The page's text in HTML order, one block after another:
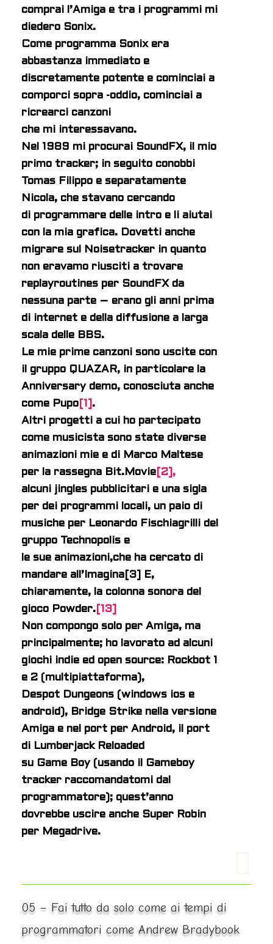
comprai l’Amiga e tra i programmi mi
diedero Sonix.
Come programma Sonix era
abbastanza immediato e
discretamente potente e cominciai a
comporci sopra -oddio, cominciai a
ricrearci canzoni
che mi interessavano.
Nel 1989 mi procurai SoundFX, il mio
primo tracker; in seguito conobbi
Tomas Filippo e separatamente
Nicola, che stavano cercando
di programmare delle intro e li aiutai
con la mia grafica. Dovetti anche
migrare sul Noisetracker in quanto
non eravamo riusciti a trovare
replayroutines per SoundFX da
nessuna parte – erano gli anni prima
di internet e della diffusione a larga
scala delle BBS.
Le mie prime canzoni sono uscite con
il gruppo QUAZAR, in particolare la
Anniversary demo, conosciuta anche
come Pupo [1] .
Altri progetti a cui ho partecipato
come musicista sono state diverse
animazioni mie e di Marco Maltese
per la rassegna Bit.Movie [2],
alcuni jingles pubblicitari e una sigla
per dei programmi locali, un paio di
musiche per Leonardo Fischiagrilli del
gruppo Technopolis e
le sue animazioni,che ha cercato di
mandare all’Imagina[3] E,
chiaramente, la colonna sonora del
gioco Powder. [13]
Non compongo solo per Amiga, ma
principalmente; ho lavorato ad alcuni
giochi indie ed open source: Rockbot 1
e 2 (multipiattaforma),
Despot Dungeons (windows ios e
android), Bridge Strike nella versione
Amiga e nel port per Android, il port
di Lumberjack Reloaded
su Game Boy (usando il Gameboy
tracker raccomandatomi dal
programmatore); quest’anno
dovrebbe uscire anche Super Robin
per Megadrive.
05 – Fai tutto da solo come ai tempi di
programmatori come Andrew Bradybook